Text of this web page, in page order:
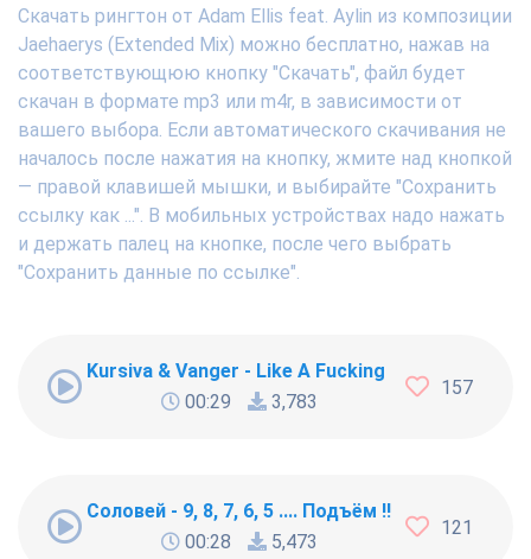
Скачать рингтон от Adam Ellis feat. Aylin из композиции
Jaehaerys (Extended Mix) можно бесплатно, нажав на
соответствующюю кнопку "Скачать", файл будет
скачан в формате mp3 или m4r, в зависимости от
вашего выбора. Если автоматического скачивания не
началось после нажатия на кнопку, жмите над кнопкой
— правой клавишей мышки, и выбирайте "Сохранить
ссылку как ...". В мобильных устройствах надо нажать
и держать палец на кнопке, после чего выбрать
"Сохранить данные по ссылке".
Kursiva & Vanger - Like A Fucking Newbie
00:29
3,783
157
Соловей - 9, 8, 7, 6, 5 .... Подъём !!!
00:28
5,473
121